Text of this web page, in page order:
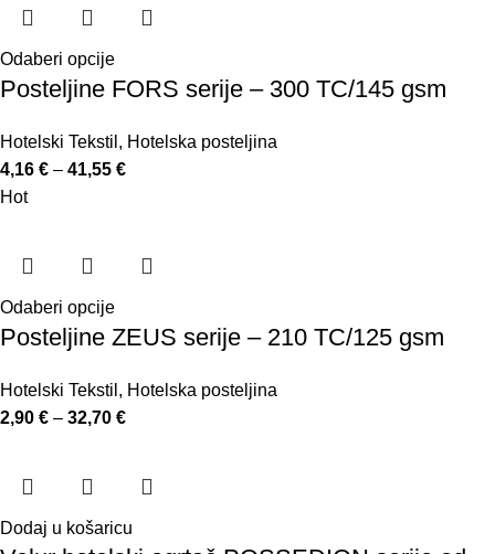
Odaberi opcije
Posteljine FORS serije – 300 TC/145 gsm
Hotelski Tekstil , Hotelska posteljina
4,16 € – 41,55 €
Hot
Odaberi opcije
Posteljine ZEUS serije – 210 TC/125 gsm
Hotelski Tekstil , Hotelska posteljina
2,90 € – 32,70 €
Dodaj u košaricu